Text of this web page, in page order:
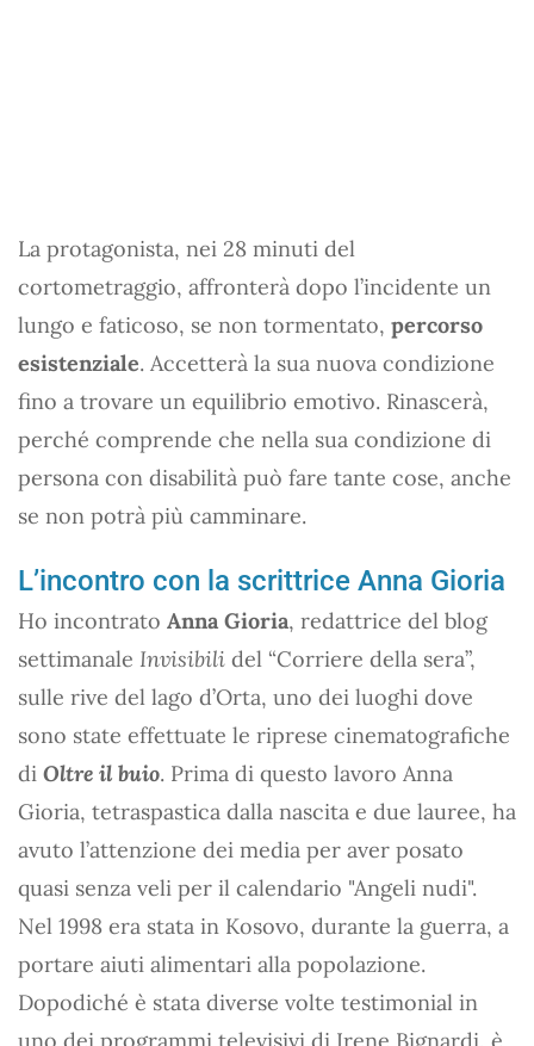
La protagonista, nei 28 minuti del
cortometraggio, affronterà dopo l’incidente un
lungo e faticoso, se non tormentato, percorso
esistenziale. Accetterà la sua nuova condizione
fino a trovare un equilibrio emotivo. Rinascerà,
perché comprende che nella sua condizione di
persona con disabilità può fare tante cose, anche
se non potrà più camminare.
L’incontro con la scrittrice Anna Gioria
Ho incontrato Anna Gioria, redattrice del blog
settimanale Invisibili del “Corriere della sera”,
sulle rive del lago d’Orta, uno dei luoghi dove
sono state effettuate le riprese cinematografiche
di Oltre il buio. Prima di questo lavoro Anna
Gioria, tetraspastica dalla nascita e due lauree, ha
avuto l’attenzione dei media per aver posato
quasi senza veli per il calendario "Angeli nudi".
Nel 1998 era stata in Kosovo, durante la guerra, a
portare aiuti alimentari alla popolazione.
Dopodiché è stata diverse volte testimonial in
uno dei programmi televisivi di Irene Bignardi, è